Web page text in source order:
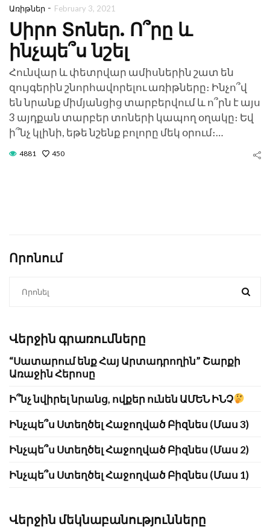
Առիթներ - February 3, 2021
Սիրո Տոներ. Ո՞րը և
ինչպե՞ս նշել
Հունվար և փետրվար ամիսներին շատ են
զույգերին շնորհավորելու առիթները։ Ինչո՞վ
են նրանք միմյանցից տարբերվում և ո՞րն է այս
3 այդքան տարբեր տոների կապող օղակը։ Եվ
ի՞նչ կլինի, եթե նշենք բոլորը մեկ օրում։…
4881 450
Որոնում
Վերջին գրառումները
“Սատարում ենք Հայ Արտադրողին” Շարքի
Առաջին Հերոսը
Ի՞նչ նվիրել նրանց, ովքեր ունեն ԱՄԵՆ ԻՆՉ
Ինչպե՞ս Ստեղծել Հաջողված Բիզնես (Մաս 3)
Ինչպե՞ս Ստեղծել Հաջողված Բիզնես (Մաս 2)
Ինչպե՞ս Ստեղծել Հաջողված Բիզնես (Մաս 1)
Վերջին մեկնաբանությունները